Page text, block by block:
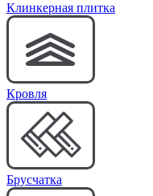
Клинкерная плитка
Кровля
Брусчатка